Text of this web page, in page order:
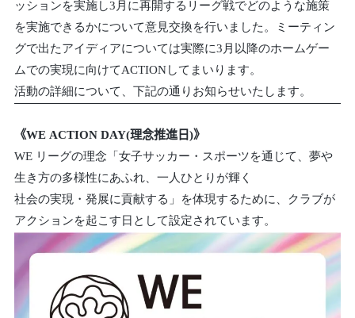
ッションを実施し3月に再開するリーグ戦でどのような施策
を実施できるかについて意見交換を行いました。ミーティン
グで出たアイディアについては実際に3月以降のホームゲー
ムでの実現に向けてACTIONしてまいります。
活動の詳細について、下記の通りお知らせいたします。
《WE ACTION DAY(理念推進日)》
WE リーグの理念「女子サッカー・スポーツを通じて、夢や
生き方の多様性にあふれ、一人ひとりが輝く
社会の実現・発展に貢献する」を体現するために、クラブが
アクションを起こす日として設定されています。